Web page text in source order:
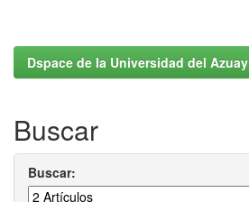
Dspace de la Universidad del Azuay
Buscar
Buscar: